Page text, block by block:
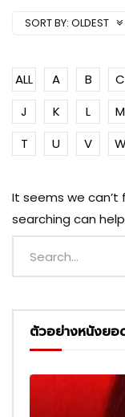
SORT BY: OLDEST
ALL A B C
J
K L M
T
U V
It seems we can’t
searching can
ตัวอย่างหนังยอ